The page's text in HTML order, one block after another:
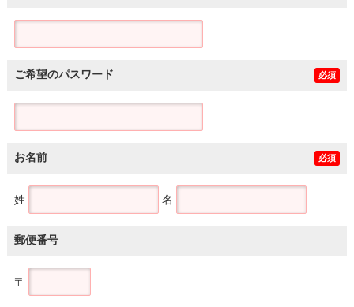
ご希望のパスワード 必須
お名前 必須
姓 名
郵便番号
〒